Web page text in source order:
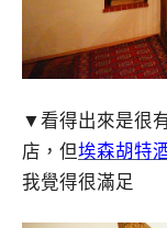
▼看得出來是很
店，但埃森胡特
我覺得很滿足